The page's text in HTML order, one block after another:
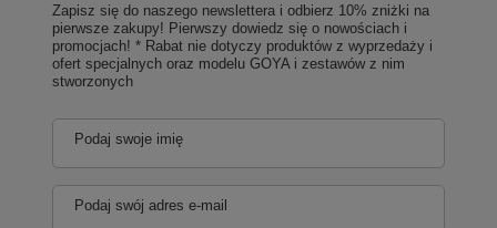
Zapisz się do naszego newslettera i odbierz 10% zniżki na
pierwsze zakupy! Pierwszy dowiedz się o nowościach i
promocjach! * Rabat nie dotyczy produktów z wyprzedaży i
ofert specjalnych oraz modelu GOYA i zestawów z nim
stworzonych
Podaj swoje imię
Podaj swój adres e-mail